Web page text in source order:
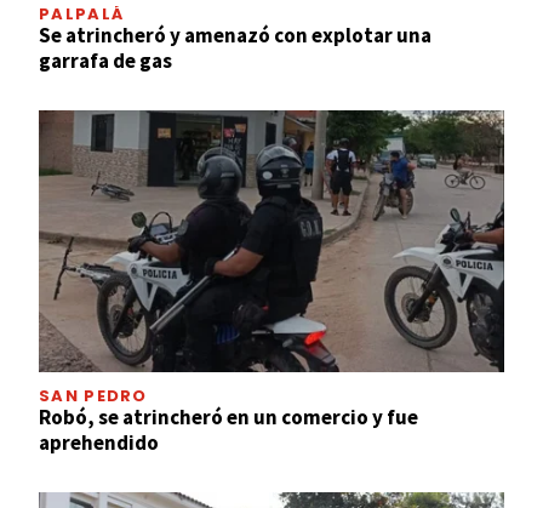
PALPALÁ
Se atrincheró y amenazó con explotar una
garrafa de gas
SAN PEDRO
Robó, se atrincheró en un comercio y fue
aprehendido